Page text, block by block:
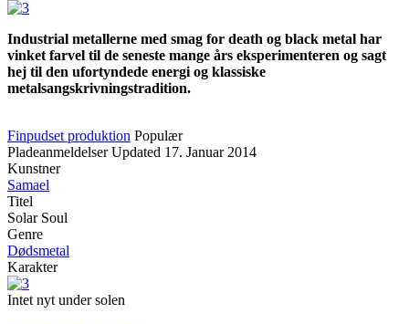
Industrial metallerne med smag for death og black metal har
vinket farvel til de seneste mange års eksperimenteren og sagt
hej til den ufortyndede energi og klassiske
metalsangskrivningstradition.
Finpudset produktion Populær
Pladeanmeldelser Updated 17. Januar 2014
Kunstner
Samael
Titel
Solar Soul
Genre
Dødsmetal
Karakter
Intet nyt under solen